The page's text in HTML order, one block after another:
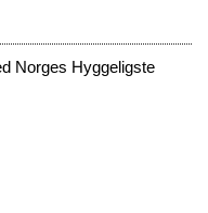
Norges Hyggeligste